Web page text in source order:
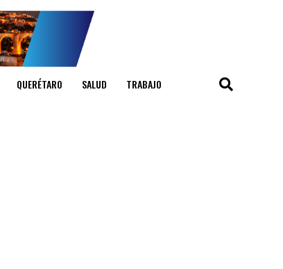
QUERÉTARO SALUD TRABAJO